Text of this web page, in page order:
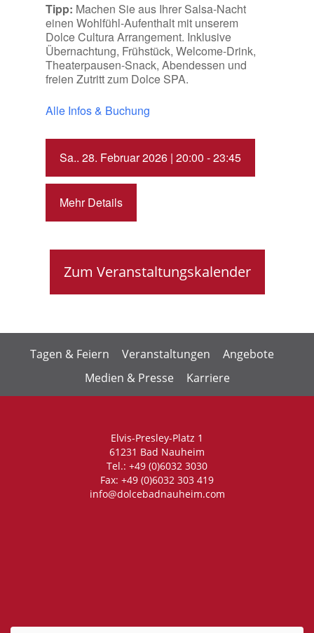
Tipp: Machen Sie aus Ihrer Salsa-Nacht
einen Wohlfühl-Aufenthalt mit unserem
Dolce Cultura Arrangement. Inklusive
Übernachtung, Frühstück, Welcome-Drink,
Theaterpausen-Snack, Abendessen und
freien Zutritt zum Dolce SPA.
Alle Infos & Buchung
Sa.. 28. Februar 2026 | 20:00 - 23:45
Mehr Details
Zum Veranstaltungskalender
Tagen & Feiern Veranstaltungen
Angebote
Medien & Presse
Karriere
Elvis-Presley-Platz 1
61231 Bad Nauheim
Tel.: +49 (0)6032 3030
Fax: +49 (0)6032 303 419
info@dolcebadnauheim.com